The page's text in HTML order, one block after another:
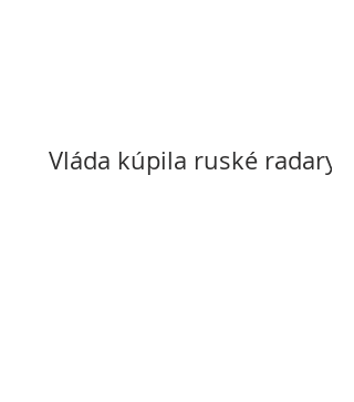
Vláda kúpila ruské radary